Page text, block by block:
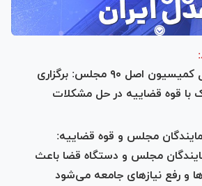
نایب‌رئیس اول کمیسیون اصل ۹۰ مجلس: برگزاری
قوه قضاییه در حل مشکلات
مجلس و قوه قضاییه:
مجلس و دستگاه قضا باعث
و رفع نیاز‌های جامعه می‌شود